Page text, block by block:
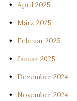
April 2025
März 2025
Februar 2025
Januar 2025
Dezember 2024
November 2024